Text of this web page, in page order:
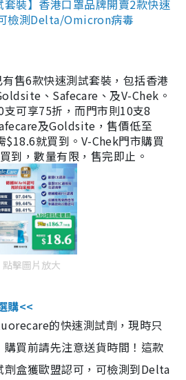
裝】香港口罩品牌開賣2款快速
檢測Delta/Omicron病毒
售6款快速測試套裝，包括香港
、Safecare、及V-Chek。
可享75折，而門市則10支8
及Goldsite，售價低至
$18.6就買到。V-Chek門市購買
到，數量有限，售完即止。
點擊圖片放大
購<<
的快速測試劑，現時只
買前請先注意送貨時間！這款
劑盒獲歐盟認可，可檢測到Delta